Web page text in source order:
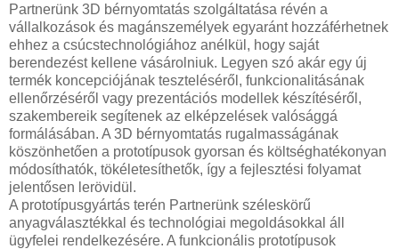
Partnerünk 3D bérnyomtatás szolgáltatása révén a
vállalkozások és magánszemélyek egyaránt hozzáférhetnek
ehhez a csúcstechnológiához anélkül, hogy saját
berendezést kellene vásárolniuk. Legyen szó akár egy új
termék koncepciójának teszteléséről, funkcionalitásának
ellenőrzéséről vagy prezentációs modellek készítéséről,
szakembereik segítenek az elképzelések valósággá
formálásában. A 3D bérnyomtatás rugalmasságának
köszönhetően a prototípusok gyorsan és költséghatékonyan
módosíthatók, tökéletesíthetők, így a fejlesztési folyamat
jelentősen lerövidül.
A prototípusgyártás terén Partnerünk széleskörű
anyagválasztékkal és technológiai megoldásokkal áll
ügyfelei rendelkezésére. A funkcionális prototípusok